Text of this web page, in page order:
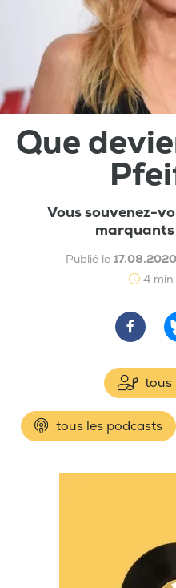
Que
Vous souvenez-
Publié le 17.08.2020
4 min
tous
tous les podcasts